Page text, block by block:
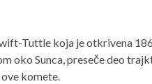
Tuttle koja je otkrivena
oko Sunca, preseče deo
komete.